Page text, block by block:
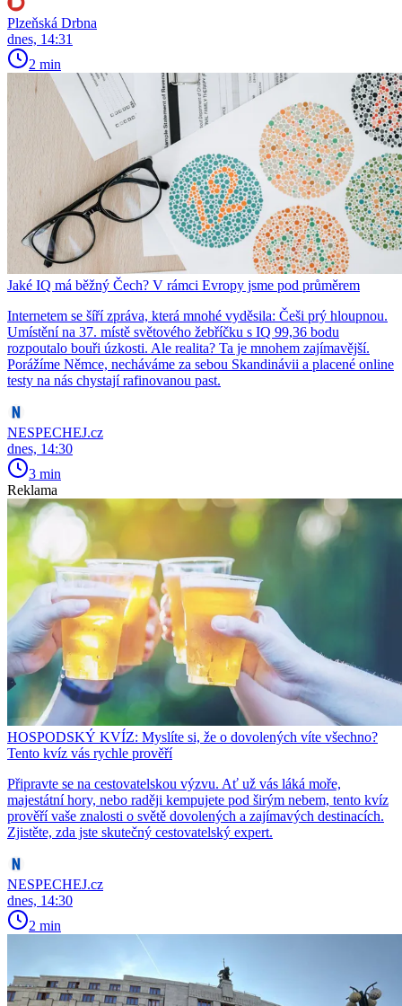
Plzeňská Drbna
dnes, 14:31
2 min
Jaké IQ má běžný Čech? V rámci Evropy jsme pod průměrem
Internetem se šíří zpráva, která mnohé vyděsila: Češi prý hloupnou.
Umístění na 37. místě světového žebříčku s IQ 99,36 bodu
rozpoutalo bouři úzkosti. Ale realita? Ta je mnohem zajímavější.
Porážíme Němce, necháváme za sebou Skandinávii a placené online
testy na nás chystají rafinovanou past.
NESPECHEJ.cz
dnes, 14:30
3 min
Reklama
HOSPODSKÝ KVÍZ: Myslíte si, že o dovolených víte všechno?
Tento kvíz vás rychle prověří
Připravte se na cestovatelskou výzvu. Ať už vás láká moře,
majestátní hory, nebo raději kempujete pod širým nebem, tento kvíz
prověří vaše znalosti o světě dovolených a zajímavých destinacích.
Zjistěte, zda jste skutečný cestovatelský expert.
NESPECHEJ.cz
dnes, 14:30
2 min